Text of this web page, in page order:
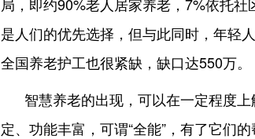
是人们的优先选择，但与此同时，年轻
全国养老护工也很紧缺，缺口达550万。
智慧养老的出现，可以在一定程度
定、功能丰富，可谓“全能”，有了它们